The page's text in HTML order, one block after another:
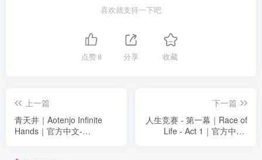
喜欢就支持一下吧
点赞8 分享 收藏
上一篇
青天井｜Aotenjo Infinite
Hands｜官方中文-
下一篇
人生竞赛 - 第一幕｜Race of
Life - Act 1｜官方中文-